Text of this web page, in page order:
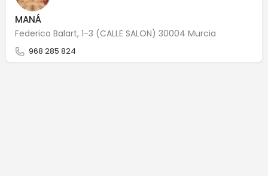
MANÁ
Federico Balart, 1-3 (CALLE SALON) 30004 Murcia
968 285 824